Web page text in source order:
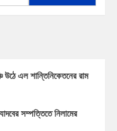
উঠে এল শান্তিনিকেতনের রাম
সম্পত্তিতে নিলামের